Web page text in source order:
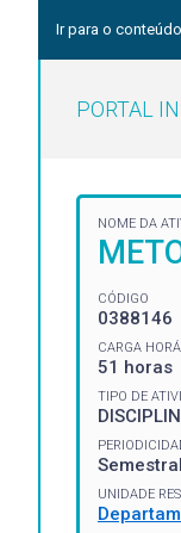
Ir para o conteúdo
PORTAL
NOME DA
CÓDIGO
0388146
CARGA
51 horas
TIPO DE
Semestral
UNIDADE